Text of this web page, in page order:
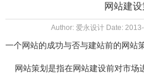
网站建设
Author: 爱永设计 Date:
一个网站的成功与否与建站前的网站
网站策划是指在网站建设前对市场